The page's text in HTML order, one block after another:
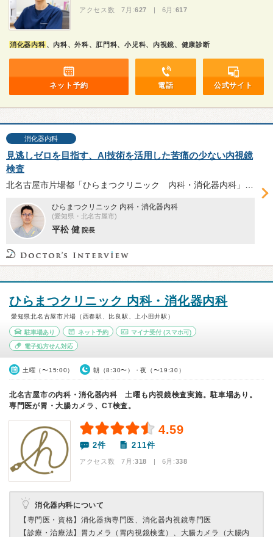
アクセス数 7月:627 | 6月:617
消化器内科 、内科、外科、肛門科、小児科、内視鏡、健康診断
ネット予約 電話 公式サイト
消化器内科
見逃しゼロを目指す、AI技術を活用した苦痛の少ない内視鏡
検査
ひらまつクリニック 内科・消化器内科
(愛知県・北名古屋市)
平松 健 院長
ひらまつクリニック 内科・消化器内科
愛知県北名古屋市片場（西春駅、比良駅、上小田井駅）
駐車場あり ネット予約 マイナ受付 (スマホ可)
電子処方せん対応
土曜（〜15:00） 朝（8:30〜）・夜（〜19:30）
北名古屋市の内科・消化器内科 土曜も内視鏡検査実施。駐車場あり。
専門医が胃・大腸カメラ、CT検査。
4.59
2件 211件
アクセス数 7月:318 | 6月:338
消化器内科について
【専門医・資格】 消化器病専門医、消化器内視鏡専門医
【診療・治療法】 胃カメラ（胃内視鏡検査）、大腸カメラ（大腸内